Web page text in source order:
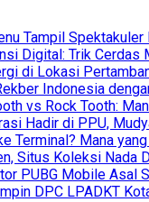
Tampil
Digital: Trik
di Lokasi
Indonesia
vs Rock Tooth:
Hadir di PPU,
Terminal? Mana
Situs Koleksi Nada
PUBG Mobile Asal
DPC LPADKT